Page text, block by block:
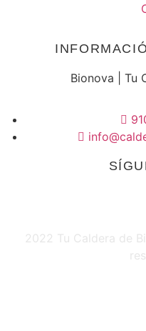
Bionova | Tu
2022 Tu Caldera de